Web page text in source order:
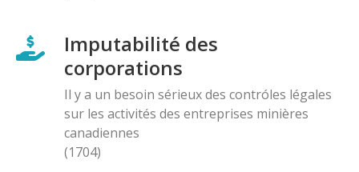
Imputabilité des
corporations
Il y a un besoin sérieux des contróles légales
sur les activités des entreprises minières
canadiennes
(1704)